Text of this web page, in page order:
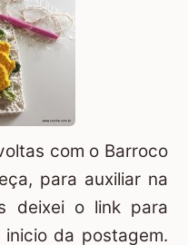
com o Barroco
para auxiliar na
deixei o link para
da postagem.